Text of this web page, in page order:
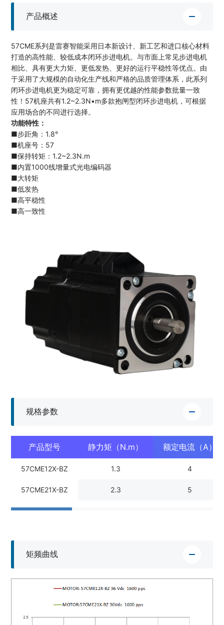
产品概述
57CME系列是雷赛智能采用日本新设计、新工艺和进口核心材料
打造的高性能、较低成本闭环步进电机。与市面上常见步进电机
相比、具有更大力矩、更低发热、更好的运行平稳性等优点。由
于采用了大规模的自动化生产线和严格的品质管理体系，此系列
闭环步进电机更为稳定可靠，拥有更优越的性能参数批量一致
性！57机座共有1.2~2.3N•m多款抱闸型闭环步进电机，可根据
应用场合的不同进行选择。
功能特性：
■步距角：1.8°
■机座号：57
■保持转矩：1.2~2.3N.m
■内置1000线增量式光电编码器
■大转矩
■低发热
■高平稳性
■高一致性
规格参数
产品型号 静力矩（N.m） 额定电流（A）
57CME12X-BZ 1.3 4
57CME21X-BZ 2.3 5
矩频曲线